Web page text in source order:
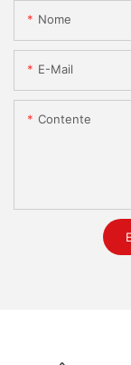
Nome
E-Mail
Contente